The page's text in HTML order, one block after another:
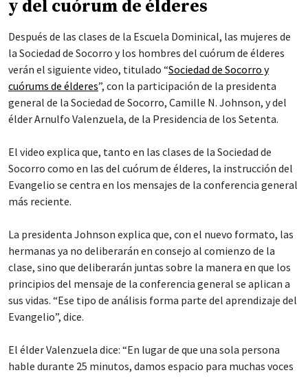
y del cuórum de élderes
Después de las clases de la Escuela Dominical, las mujeres de
la Sociedad de Socorro y los hombres del cuórum de élderes
verán el siguiente video, titulado “Sociedad de Socorro y
cuórums de élderes”, con la participación de la presidenta
general de la Sociedad de Socorro, Camille N. Johnson, y del
élder Arnulfo Valenzuela, de la Presidencia de los Setenta.
El video explica que, tanto en las clases de la Sociedad de
Socorro como en las del cuórum de élderes, la instrucción del
Evangelio se centra en los mensajes de la conferencia general
más reciente.
La presidenta Johnson explica que, con el nuevo formato, las
hermanas ya no deliberarán en consejo al comienzo de la
clase, sino que deliberarán juntas sobre la manera en que los
principios del mensaje de la conferencia general se aplican a
sus vidas. “Ese tipo de análisis forma parte del aprendizaje del
Evangelio”, dice.
El élder Valenzuela dice: “En lugar de que una sola persona
hable durante 25 minutos, damos espacio para muchas voces